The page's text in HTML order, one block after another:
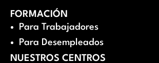
FORMACIÓN
Para Trabajadores
Para Desempleados
NUESTROS CENTROS